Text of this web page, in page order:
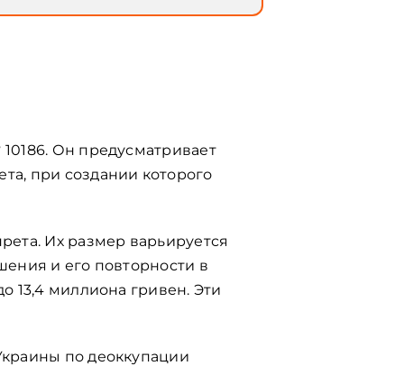
Он предусматривает
при создании которого
Их размер варьируется
и его повторности в
13,4 миллиона гривен. Эти
по деоккупации